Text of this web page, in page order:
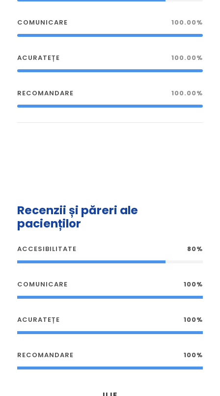
COMUNICARE 100.00%
ACURATEȚE 100.00%
RECOMANDARE 100.00%
Recenzii și păreri ale
pacienților
ACCESIBILITATE 80%
COMUNICARE 100%
ACURATEȚE 100%
RECOMANDARE 100%